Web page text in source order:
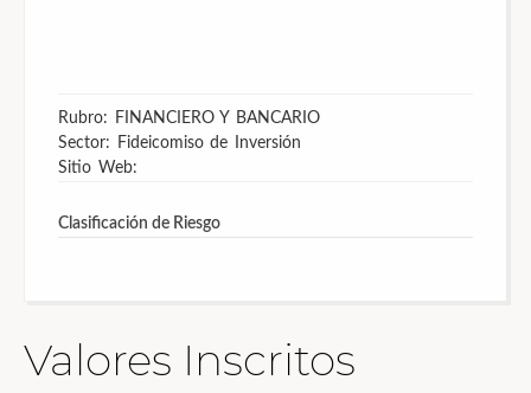
Rubro: FINANCIERO Y BANCARIO
Sector: Fideicomiso de Inversión
Sitio Web:
Clasificación de Riesgo
Valores Inscritos